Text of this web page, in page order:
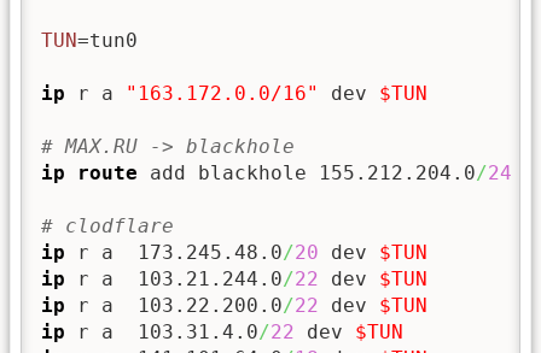
TUN=tun0
ip r a "163.172.0.0/16" dev $TUN
# MAX.RU -> blackhole
ip route add blackhole 155.212.204.0/24
# clodflare
ip r a  173.245.48.0/20 dev $TUN
ip r a  103.21.244.0/22 dev $TUN
ip r a  103.22.200.0/22 dev $TUN
ip r a  103.31.4.0/22 dev $TUN